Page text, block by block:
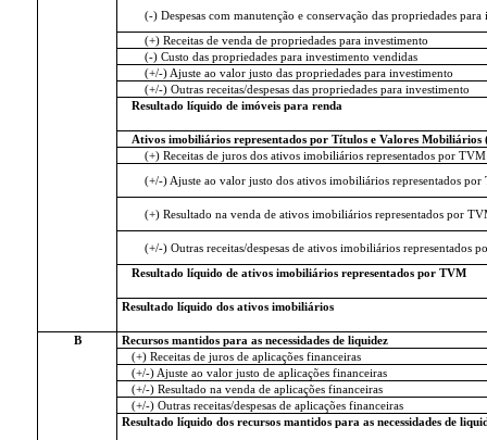
(-) Despesas com manutenção e conservação das propriedades para
(+) Receitas de venda de propriedades para investimento
(-) Custo das propriedades para investimento vendidas
(+/-) Ajuste ao valor justo das propriedades para investimento
(+/-) Outras receitas/despesas das propriedades para investimento
Resultado líquido de imóveis para renda
Ativos imobiliários representados por Títulos e Valores
(+) Receitas de juros dos ativos imobiliários representados por TVM
(+/-) Ajuste ao valor justo dos ativos imobiliários representados por
(+) Resultado na venda de ativos imobiliários representados por
(+/-) Outras receitas/despesas de ativos imobiliários representados
Resultado líquido de ativos imobiliários representados por TVM
Resultado líquido dos ativos imobiliários
B
Recursos mantidos para as necessidades de liquidez
(+) Receitas de juros de aplicações financeiras
(+/-) Ajuste ao valor justo de aplicações financeiras
(+/-) Resultado na venda de aplicações financeiras
(+/-) Outras receitas/despesas de aplicações financeiras
Resultado líquido dos recursos mantidos para as necessidades de